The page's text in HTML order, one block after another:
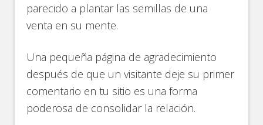
parecido a plantar las semillas de una
venta en su mente.
Una pequeña página de agradecimiento
después de que un visitante deje su primer
comentario en tu sitio es una forma
poderosa de consolidar la relación.